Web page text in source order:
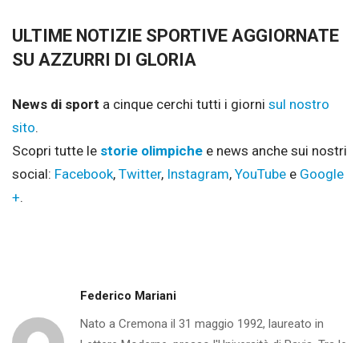
ULTIME NOTIZIE SPORTIVE AGGIORNATE
SU AZZURRI DI GLORIA
News di sport a cinque cerchi tutti i giorni sul nostro
sito.
Scopri tutte le storie olimpiche e news anche sui nostri
social: Facebook, Twitter, Instagram, YouTube e Google
+.
Federico Mariani
Nato a Cremona il 31 maggio 1992, laureato in